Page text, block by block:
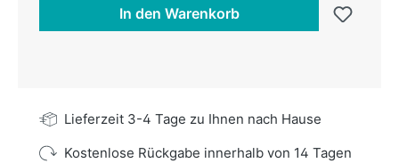
In den Warenkorb
Lieferzeit 3-4 Tage zu Ihnen nach Hause
Kostenlose Rückgabe innerhalb von 14 Tagen